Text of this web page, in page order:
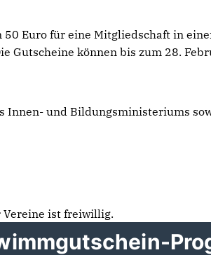
Euro für eine Mitgliedschaft in
Gutscheine können bis zum 28.
Innen- und Bildungsministeriums
Vereine ist freiwillig.